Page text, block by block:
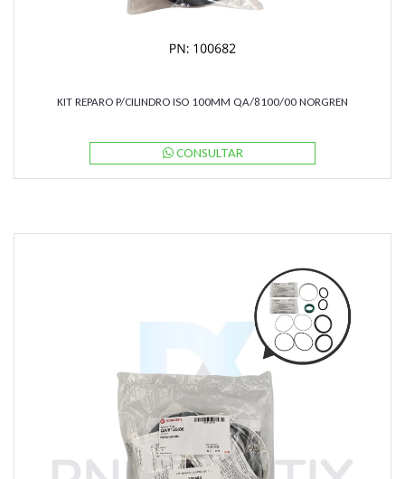
KIT REPARO P/CILINDRO ISO 100MM QA/8100/00 NORGREN
CONSULTAR